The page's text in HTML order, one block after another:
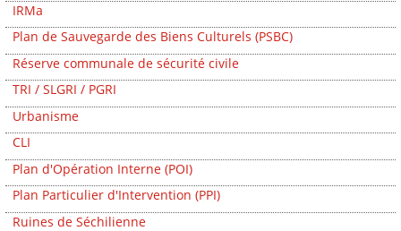
IRMa
Plan de Sauvegarde des Biens Culturels (PSBC)
Réserve communale de sécurité civile
TRI / SLGRI / PGRI
Urbanisme
CLI
Plan d'Opération Interne (POI)
Plan Particulier d'Intervention (PPI)
Ruines de Séchilienne